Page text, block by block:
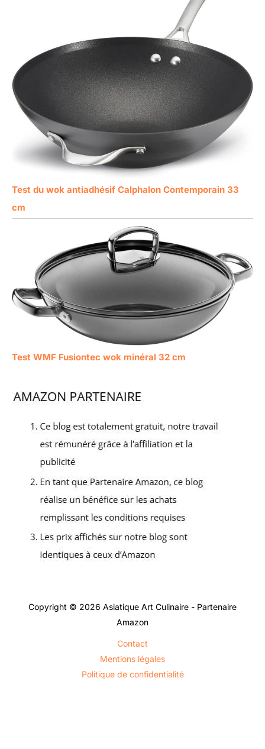
Test du wok antiadhésif Calphalon Contemporain 33
cm
Test WMF Fusiontec wok minéral 32 cm
Copyright © 2026 Asiatique Art Culinaire - Partenaire
Amazon
Contact
Mentions légales
Politique de confidentialité